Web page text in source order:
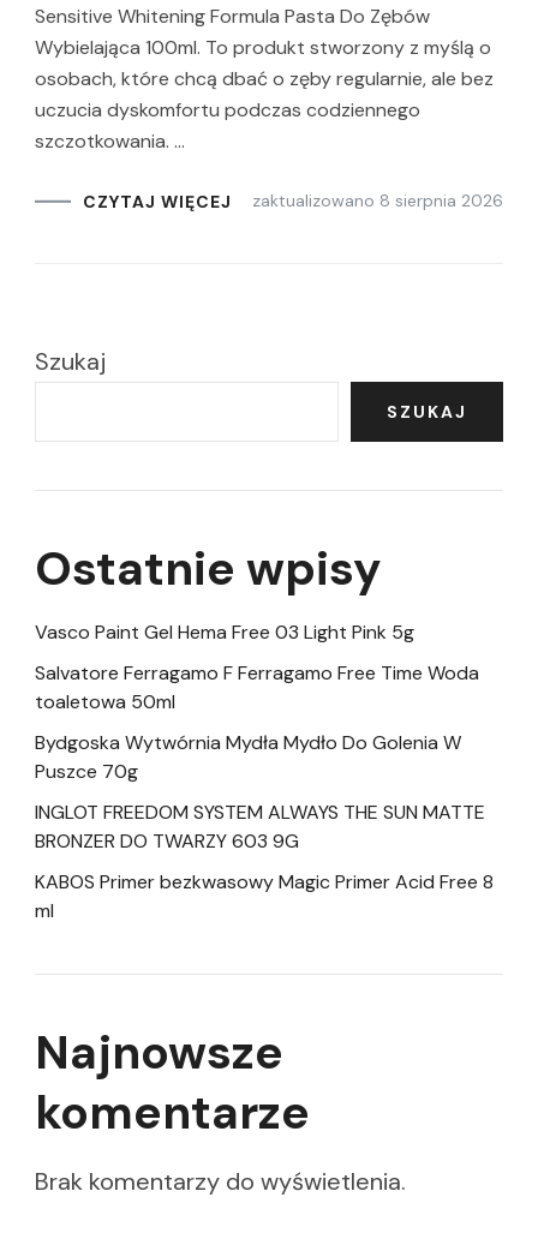
Sensitive Whitening Formula Pasta Do Zębów
Wybielająca 100ml. To produkt stworzony z myślą o
osobach, które chcą dbać o zęby regularnie, ale bez
uczucia dyskomfortu podczas codziennego
szczotkowania. …
CZYTAJ WIĘCEJ zaktualizowano 8 sierpnia 2026
Szukaj
SZUKAJ
Ostatnie wpisy
Vasco Paint Gel Hema Free 03 Light Pink 5g
Salvatore Ferragamo F Ferragamo Free Time Woda
toaletowa 50ml
Bydgoska Wytwórnia Mydła Mydło Do Golenia W
Puszce 70g
INGLOT FREEDOM SYSTEM ALWAYS THE SUN MATTE
BRONZER DO TWARZY 603 9G
KABOS Primer bezkwasowy Magic Primer Acid Free 8
ml
Najnowsze
komentarze
Brak komentarzy do wyświetlenia.